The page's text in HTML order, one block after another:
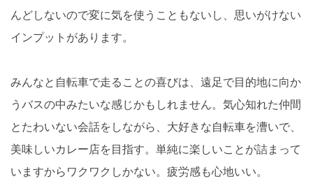
んどしないので変に気を使うこともないし、思いがけない
インプットがあります。
みんなと自転車で走ることの喜びは、遠足で目的地に向か
うバスの中みたいな感じかもしれません。気心知れた仲間
とたわいない会話をしながら、大好きな自転車を漕いで、
美味しいカレー店を目指す。単純に楽しいことが詰まって
いますからワクワクしかない。疲労感も心地いい。